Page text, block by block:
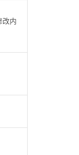
改内